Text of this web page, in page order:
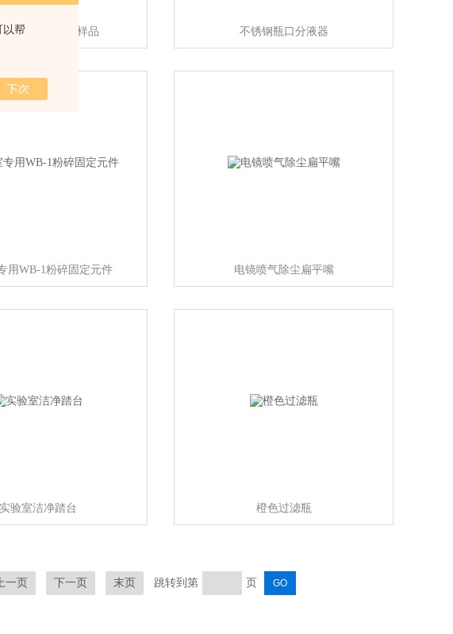
以帮
验室耐火腻子样品 不锈钢瓶口分液器
用WB-1粉碎固定元件 电镜喷气除尘扁平嘴
实验室洁净踏台 橙色过滤瓶
一页 下一页 末页 跳转到第 页